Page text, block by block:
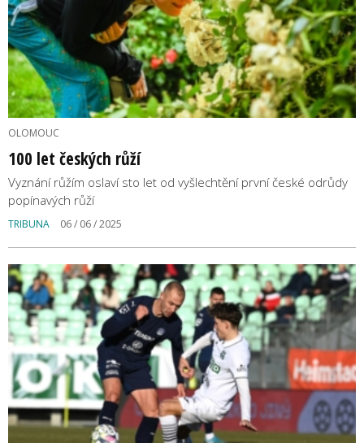
OLOMOUC
100 let českých růží
Vyznání růžím oslaví sto let od vyšlechtění první české odrůdy
popínavých růží
TRIBUNA 06 / 06 / 2025